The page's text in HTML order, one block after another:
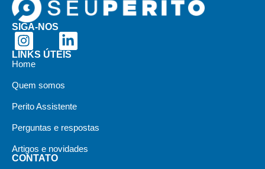
SIGA-NOS
LINKS ÚTEIS
Home
Quem somos
Perito Assistente
Perguntas e respostas
Artigos e novidades
CONTATO